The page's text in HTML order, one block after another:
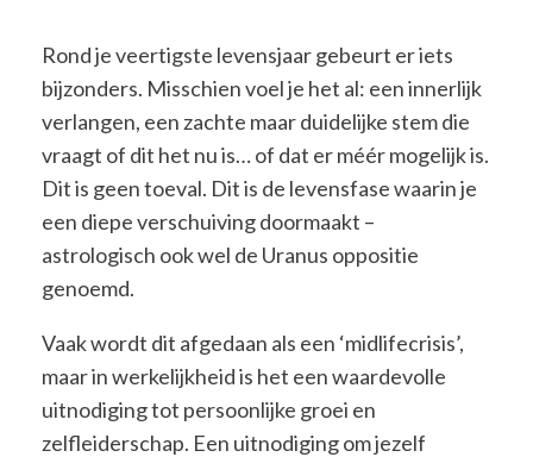
Rond je veertigste levensjaar gebeurt er iets
bijzonders. Misschien voel je het al: een innerlijk
verlangen, een zachte maar duidelijke stem die
vraagt of dit het nu is… of dat er méér mogelijk is.
Dit is geen toeval. Dit is de levensfase waarin je
een diepe verschuiving doormaakt –
astrologisch ook wel de Uranus oppositie
genoemd.
Vaak wordt dit afgedaan als een ‘midlifecrisis’,
maar in werkelijkheid is het een waardevolle
uitnodiging tot persoonlijke groei en
zelfleiderschap. Een uitnodiging om jezelf